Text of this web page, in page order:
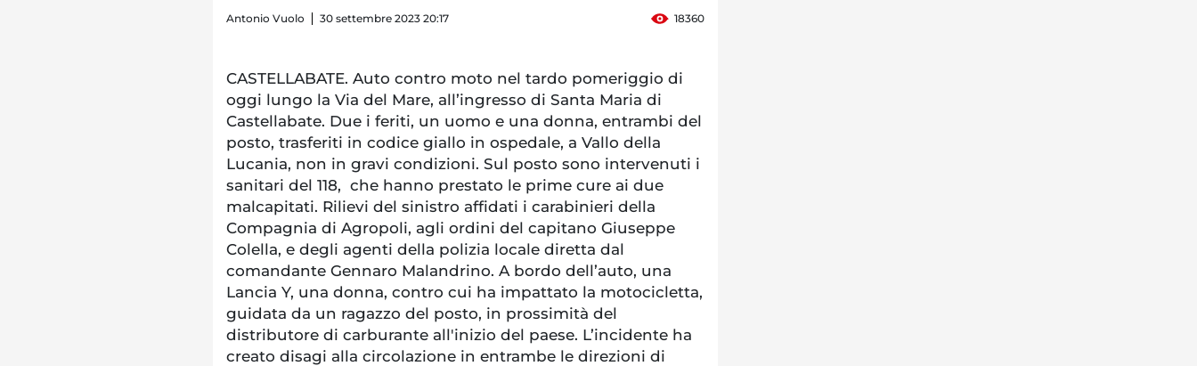
Antonio Vuolo 30 settembre 2023 20:17 18360
CASTELLABATE. Auto contro moto nel tardo pomeriggio di
oggi lungo la Via del Mare, all’ingresso di Santa Maria di
Castellabate. Due i feriti, un uomo e una donna, entrambi del
posto, trasferiti in codice giallo in ospedale, a Vallo della
Lucania, non in gravi condizioni. Sul posto sono intervenuti i
sanitari del 118, che hanno prestato le prime cure ai due
malcapitati. Rilievi del sinistro affidati i carabinieri della
Compagnia di Agropoli, agli ordini del capitano Giuseppe
Colella, e degli agenti della polizia locale diretta dal
comandante Gennaro Malandrino. A bordo dell’auto, una
Lancia Y, una donna, contro cui ha impattato la motocicletta,
guidata da un ragazzo del posto, in prossimità del
distributore di carburante all'inizio del paese. L’incidente ha
creato disagi alla circolazione in entrambe le direzioni di